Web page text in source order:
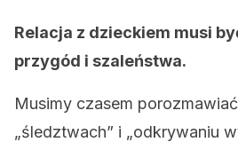
Relacja z dzieckiem musi
przygód i szaleństwa.
Musimy czasem
„śledztwach” i „odkrywaniu